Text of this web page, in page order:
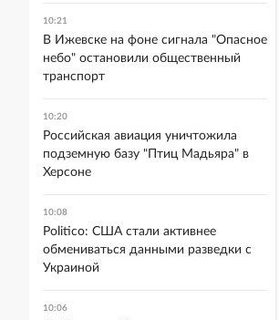
10:21
В Ижевске на фоне сигнала "Опасное
небо" остановили общественный
транспорт
10:20
Российская авиация уничтожила
подземную базу "Птиц Мадьяра" в
Херсоне
10:08
Politico: США стали активнее
обмениваться данными разведки с
Украиной
10:06